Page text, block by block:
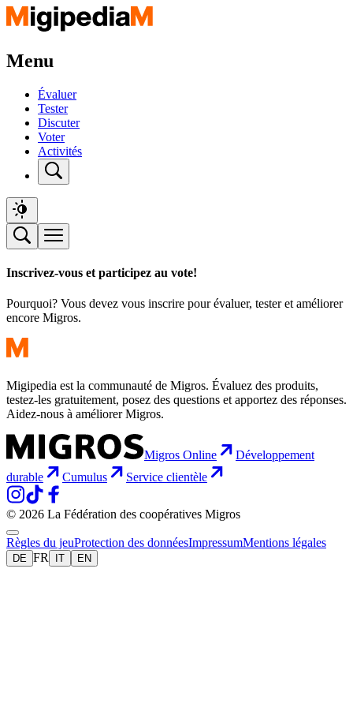
Menu
Évaluer
Tester
Discuter
Voter
Activités
Inscrivez-vous et participez au vote!
Pourquoi? Vous devez vous inscrire pour évaluer, tester et améliorer
encore Migros.
Migipedia est la communauté de Migros. Évaluez des produits,
testez-les gratuitement, posez des questions et apportez des réponses.
Aidez-nous à améliorer Migros.
Migros Online
Développement
durable
Cumulus Service clientèle
© 2026 La Fédération des coopératives Migros
Règles du jeuProtection des donnéesImpressumMentions légales
DE FR IT EN